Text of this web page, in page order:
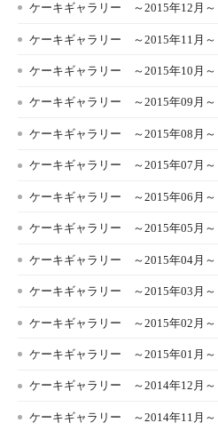
ケーキギャラリー ～2015年12月～
ケーキギャラリー ～2015年11月～
ケーキギャラリー ～2015年10月～
ケーキギャラリー ～2015年09月～
ケーキギャラリー ～2015年08月～
ケーキギャラリー ～2015年07月～
ケーキギャラリー ～2015年06月～
ケーキギャラリー ～2015年05月～
ケーキギャラリー ～2015年04月～
ケーキギャラリー ～2015年03月～
ケーキギャラリー ～2015年02月～
ケーキギャラリー ～2015年01月～
ケーキギャラリー ～2014年12月～
ケーキギャラリー ～2014年11月～